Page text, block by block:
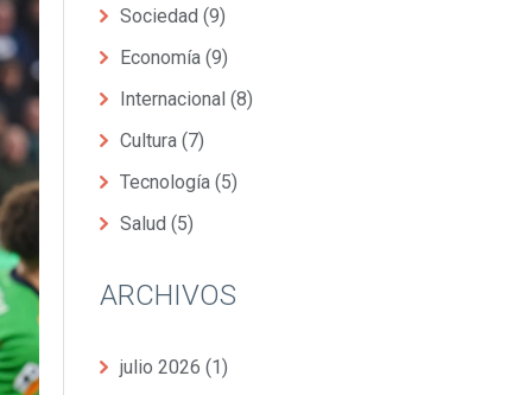
Sociedad (9)
Economía (9)
Internacional (8)
Cultura (7)
Tecnología (5)
Salud (5)
ARCHIVOS
julio 2026 (1)